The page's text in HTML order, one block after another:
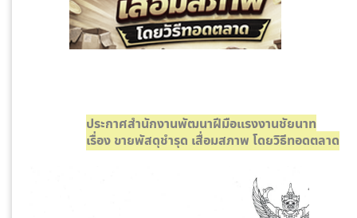
ประกาศสำนักงานพัฒนาฝีมือแรงงานชัยนาท
เรื่อง ขายพัสดุชำรุด เสื่อมสภาพ โดยวิธีทอดตลาด